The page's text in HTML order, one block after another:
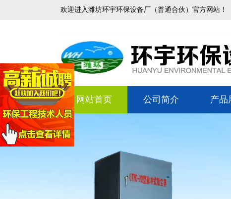
欢迎进入潍坊环宇环保设备厂（普通合伙）官方网站！
网站首页 公司简介 产品